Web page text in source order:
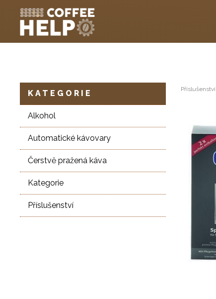
KATEGORIE
Alkohol
Automatické kávovary
Čerstvě pražená káva
Kategorie
Příslušenství
Příslušenství